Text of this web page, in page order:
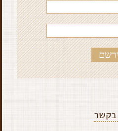
בקשר